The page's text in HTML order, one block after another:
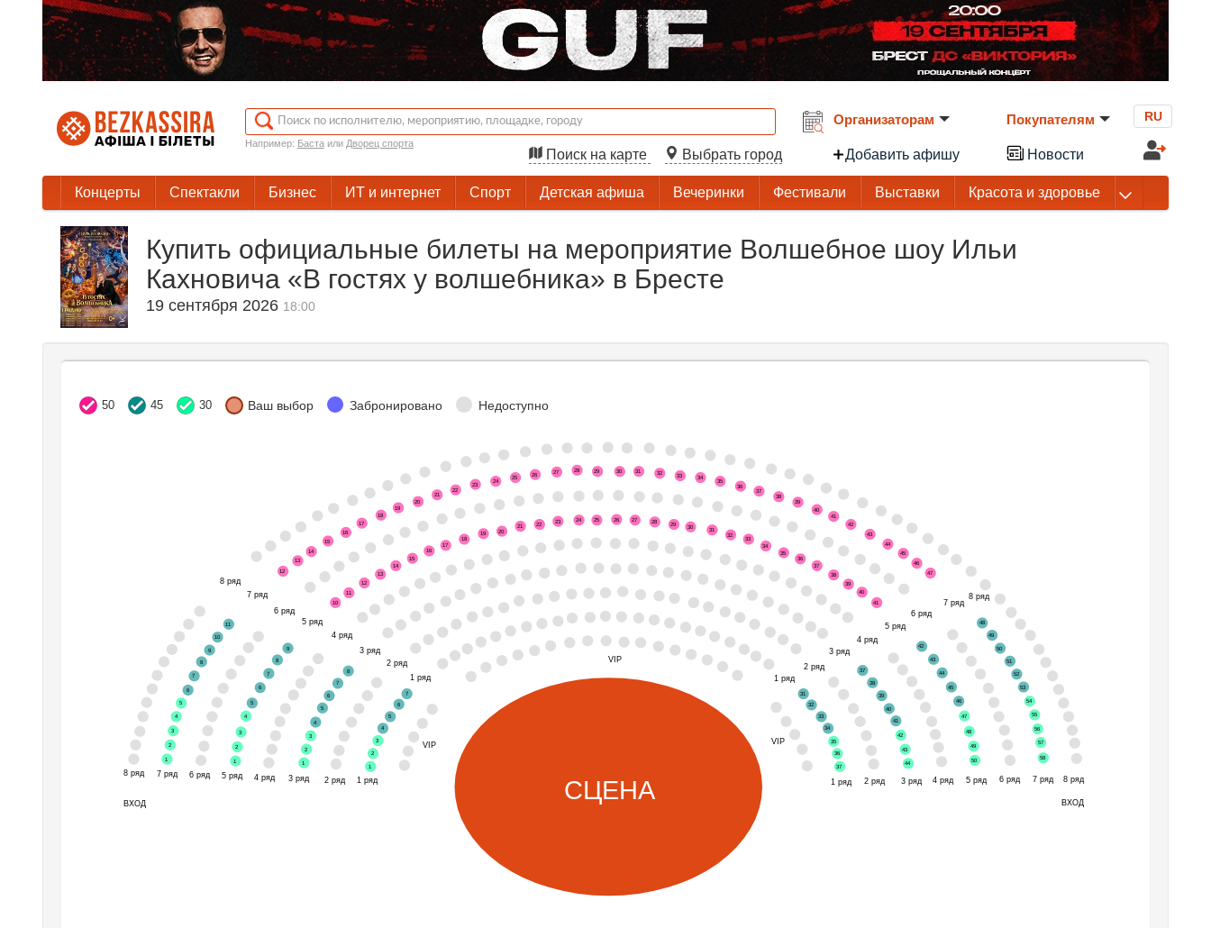
Например: Бастаили Дворец спорта
Поиск на карте Выбрать город
Организаторам
Добавить афишу
Покупателям
Новости
RU
Концерты Спектакли Бизнес ИТ и интернет Спорт Детская афиша Вечеринки Фестивали Выставки Красота и здоровье
Купить официальные билеты на мероприятие Волшебное шоу Ильи
Кахновича «В гостях у волшебника» в Бресте
19 сентября 2026 18:00
50 45 30 Ваш выбор Забронировано Недоступно
1
2
3
4
5
6
7
31
32
33
34
35
36
37
1
2
3
4
5
6
7
8
37
38
39
40
41
42
43
44
1
2
3
4
5
6
7
8
9
10
11
12
13
14
15
16
17
18
19 20
21 22 23 24 25 26 27 28 29 30 31
32
33
34
35
36
37
38
39
40
41
42
43
44
45
46
47
48
49
50
1
2
3
4
5
6
7
8
9
10
11
12
13
14
15
16
17
18
19
20
21
22
23 24
25 26 27 28 29 30 31 32 33 34
35
36
37
38
39
40
41
42
43
44
45
46
47
48
49
50
51
52
53
54
55
56
57
58
СЦЕНА ВХОД
ВХОД
8 ряд
7 ряд
6 ряд
5 ряд
4 ряд
3 ряд
2 ряд
1 ряд
8 ряд
7 ряд
6 ряд
5 ряд
4 ряд
3 ряд
2 ряд
1 ряд
VIP
VIP
VIP
8 ряд 7 ряд 6 ряд 5 ряд 4 ряд 3 ряд 2 ряд 1 ряд 8 ряд
7 ряд
6 ряд
5 ряд
4 ряд
3 ряд
2 ряд
1 ряд